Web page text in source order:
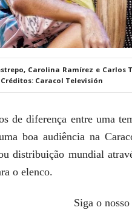
Carolina Ramírez e
Caracol Televisión
de diferença entre uma
boa audiência na
distribuição mundial
o elenco.
Siga o